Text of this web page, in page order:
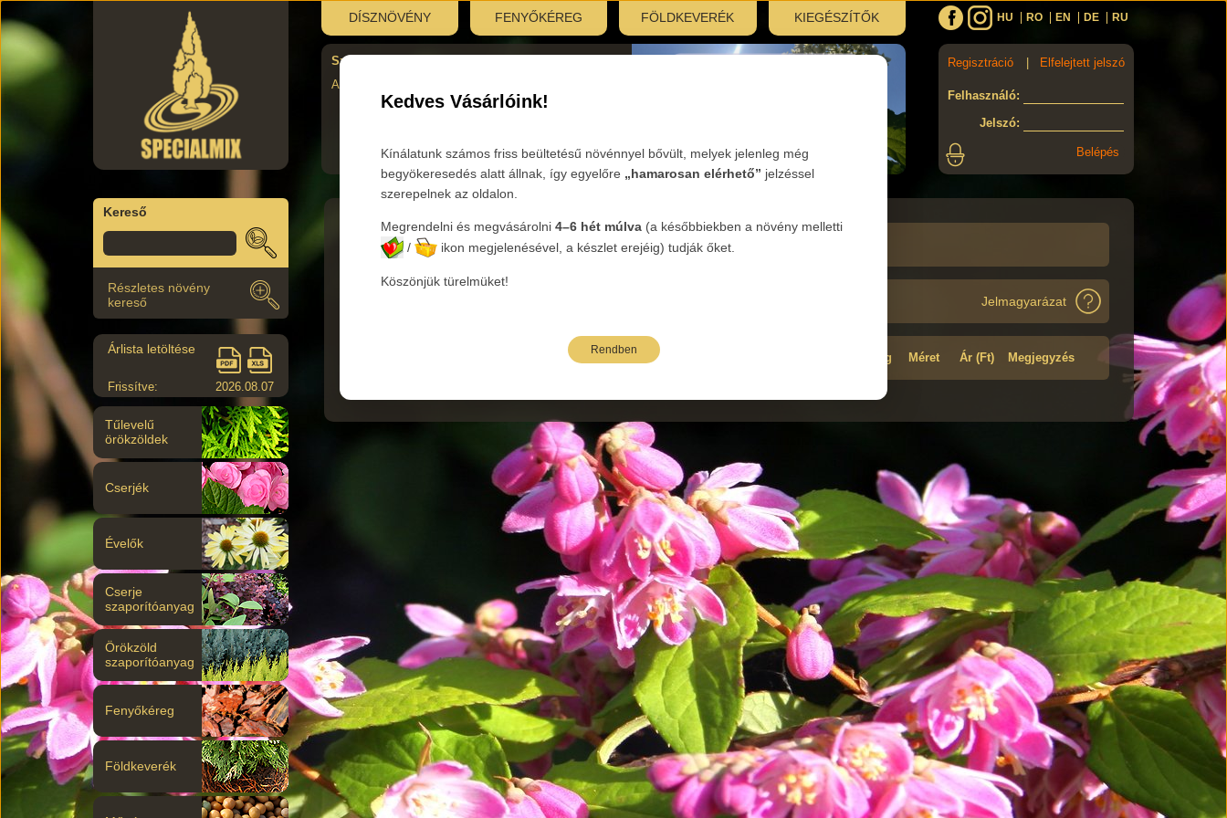
Kedves Vásárlóink!
Kínálatunk számos friss beültetésű növénnyel bővült, melyek jelenleg még
begyökeresedés alatt állnak, így egyelőre „hamarosan elérhető” jelzéssel
szerepelnek az oldalon.
Megrendelni és megvásárolni 4–6 hét múlva (a későbbiekben a növény melletti
/
ikon megjelenésével, a készlet erejéig) tudják őket.
Köszönjük türelmüket!
Rendben
DÍSZNÖVÉNY FENYŐKÉREG FÖLDKEVERÉK KIEGÉSZÍTŐK
Szombati újranyitás:
AUgusztus 29., 7:30–12:00
Tovább
HU RO EN DE RU
Regisztráció Elfelejtett jelszó
Felhasználó:
Jelszó:
Kereső
Részletes növény
kereső
Árlista letöltése
Frissítve: 2026.08.07
Tűlevelű
örökzöldek
Cserjék
Évelők
Cserje
szaporítóanyag
Örökzöld
szaporítóanyag
Fenyőkéreg
Földkeverék
Főkategória:CserjékNemzetség :Cytisus - ZanótFaj:ALL GOLD
Jelmagyarázat
Oldalak: 1 Minőség Méret Ár (Ft) Megjegyzés